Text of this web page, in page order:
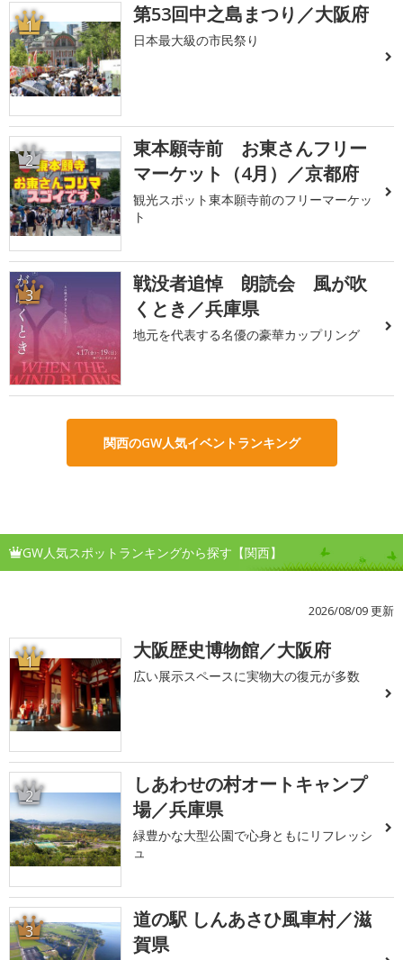
1 第53回中之島まつり／大阪府
日本最大級の市民祭り
2
東本願寺前 お東さんフリー
マーケット（4月）／京都府
観光スポット東本願寺前のフリーマーケッ
ト
3
戦没者追悼 朗読会 風が吹
くとき／兵庫県
地元を代表する名優の豪華カップリング
関西のGW人気イベントランキング
GW人気スポットランキングから探す【関西】
2026/08/09 更新
1 大阪歴史博物館／大阪府
広い展示スペースに実物大の復元が多数
2
しあわせの村オートキャンプ
場／兵庫県
緑豊かな大型公園で心身ともにリフレッシ
ュ
3
道の駅 しんあさひ風車村／滋
賀県